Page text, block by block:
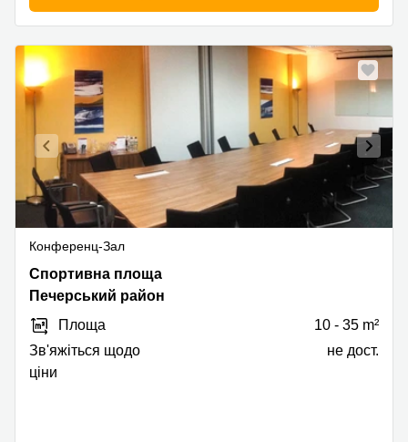
Конференц-Зал
Спортивна
площа
Печерський
район
Спортивна площа
Печерський район
Площа
10 - 35 m²
Зв'яжіться щодо
ціни
не дост.